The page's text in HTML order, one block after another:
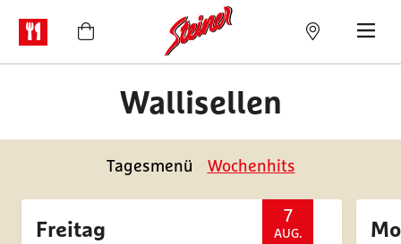
Wallisellen
Tagesmenü Wochenhits
7
AUG.
Freitag